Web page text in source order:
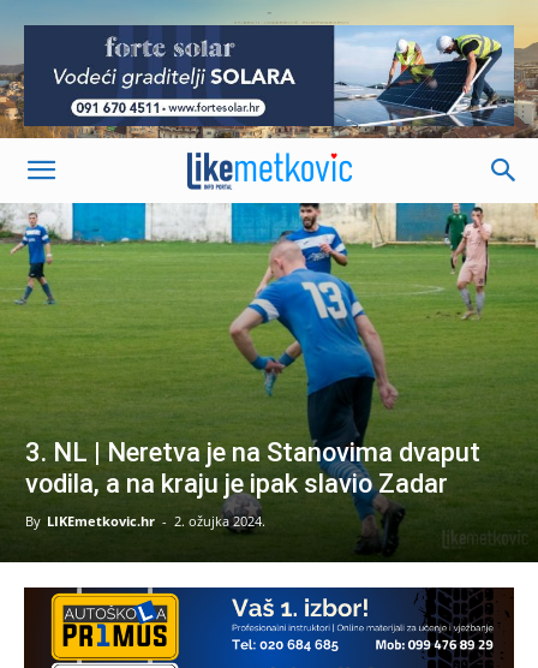
-
3. NL | Neretva je na Stanovima dvaput
vodila, a na kraju je ipak slavio Zadar
By LIKEmetkovic.hr - 2. ožujka 2024.